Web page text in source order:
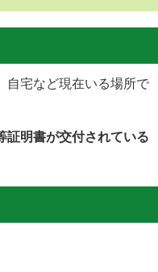
自宅など現在いる場所で
証明書が交付されている